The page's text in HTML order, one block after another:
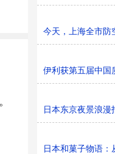
今天，上海全市防
伊利获第五届中国
日本东京夜景浪漫
日本和菓子物语：